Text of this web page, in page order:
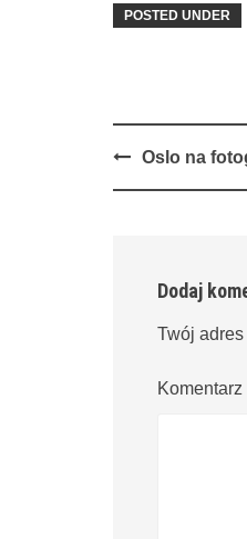
POSTED UNDER
PostOslo na
Dodaj
Twój
Komentarz